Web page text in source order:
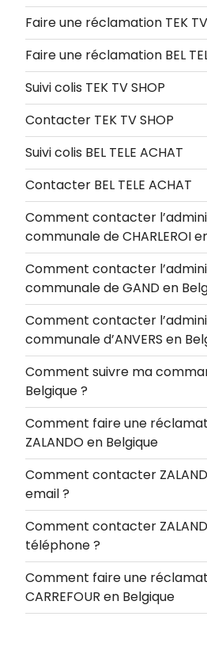
Faire une réclamation TEK
Faire une réclamation BEL
Suivi colis TEK TV SHOP
Contacter TEK TV SHOP
Suivi colis BEL TELE ACHAT
Contacter BEL TELE ACHAT
Comment contacter
communale de CHARLEROI
Comment contacter
communale de GAND en
Comment contacter
communale d’ANVERS en
Comment suivre ma
Belgique ?
Comment faire une
ZALANDO en Belgique
Comment contacter
email ?
Comment contacter
téléphone ?
Comment faire une
CARREFOUR en Belgique